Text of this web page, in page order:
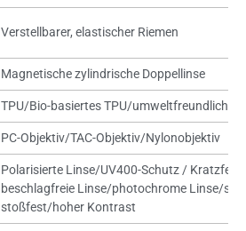
Verstellbarer, elastischer Riemen
Magnetische zylindrische Doppellinse
TPU/Bio-basiertes TPU/umweltfreundlich
PC-Objektiv/TAC-Objektiv/Nylonobjektiv
Polarisierte Linse/UV400-Schutz /
beschlagfreie Linse/photochrome Linse/
stoßfest/hoher Kontrast